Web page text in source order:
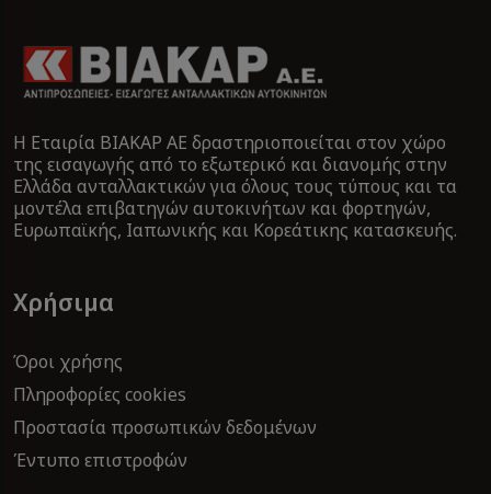
Η Εταιρία ΒΙΑΚΑΡ ΑΕ δραστηριοποιείται στον χώρο
της εισαγωγής από το εξωτερικό και διανομής στην
Ελλάδα ανταλλακτικών για όλους τους τύπους και τα
μοντέλα επιβατηγών αυτοκινήτων και φορτηγών,
Ευρωπαϊκής, Ιαπωνικής και Κορεάτικης κατασκευής.
Χρήσιμα
Όροι χρήσης
Πληροφορίες cookies
Προστασία προσωπικών δεδομένων
Έντυπο επιστροφών